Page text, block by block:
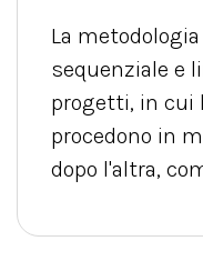
La
sequenziale e
progetti, in cui
procedono in
dopo l'altra,